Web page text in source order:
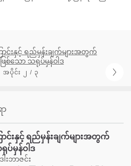
ာင်းနှင့် ရည်မှန်းချက်များအတွက်
ြစ်သော သရုပ်မှန်ဝါဒ
အပိုင်း ၂ / ၃
ာင်းနှင့် ရည်မှန်းချက်များအတွက်
ပ်မှန်ဝါဒ
းဘာဇင်း